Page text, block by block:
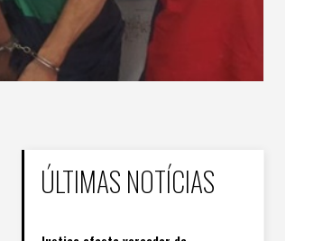
ÚLTIMAS NOTÍCIAS